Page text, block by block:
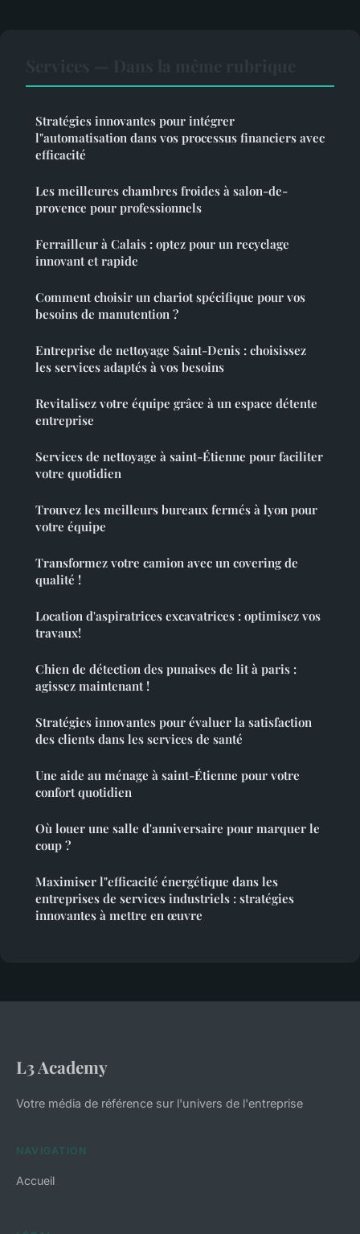
Stratégies innovantes pour intégrer
l"automatisation dans vos processus financiers avec
efficacité
Les meilleures chambres froides à salon-de-
provence pour professionnels
Ferrailleur à Calais : optez pour un recyclage
innovant et rapide
Comment choisir un chariot spécifique pour vos
besoins de manutention ?
Entreprise de nettoyage Saint-Denis : choisissez
les services adaptés à vos besoins
Revitalisez votre équipe grâce à un espace détente
entreprise
Services de nettoyage à saint-Étienne pour faciliter
votre quotidien
Trouvez les meilleurs bureaux fermés à lyon pour
votre équipe
Transformez votre camion avec un covering de
qualité !
Location d'aspiratrices excavatrices : optimisez vos
travaux!
Chien de détection des punaises de lit à paris :
agissez maintenant !
Stratégies innovantes pour évaluer la satisfaction
des clients dans les services de santé
Une aide au ménage à saint-Étienne pour votre
confort quotidien
Où louer une salle d'anniversaire pour marquer le
coup ?
Maximiser l"efficacité énergétique dans les
entreprises de services industriels : stratégies
innovantes à mettre en œuvre
L3 Academy
Votre média de référence sur l'univers de l'entreprise
NAVIGATION
Accueil